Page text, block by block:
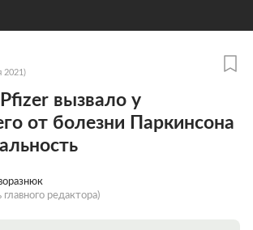
2021)
вызвало у
от болезни Паркинсона
редактора)